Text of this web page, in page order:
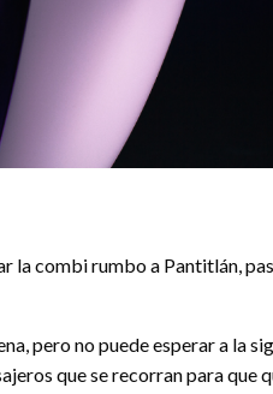
la combi rumbo a Pantitlán,
pero no puede esperar a la
que se recorran para que